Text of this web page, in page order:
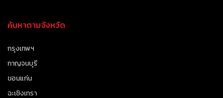
ค้นหาตามจังหวัด
กรุงเทพฯ
กาญจนบุรี
ขอนแก่น
ฉะเชิงเทรา